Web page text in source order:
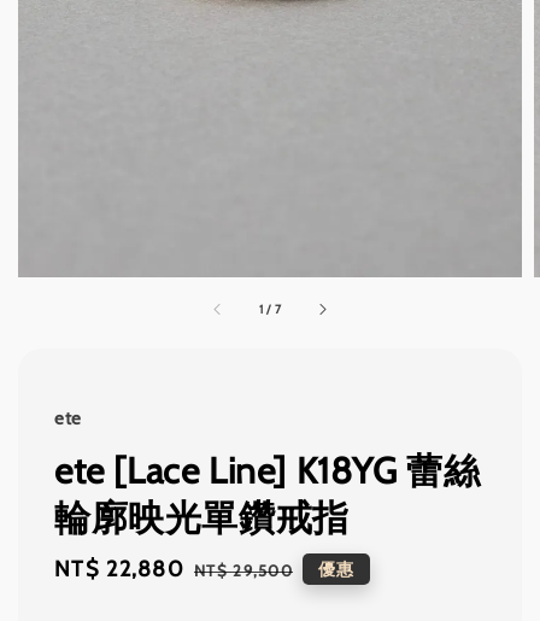
1 / 7
ete
ete [Lace Line] K18YG 蕾絲
輪廓映光單鑽戒指
Sale
NT$ 22,880 Regular
NT$ 29,500 優惠